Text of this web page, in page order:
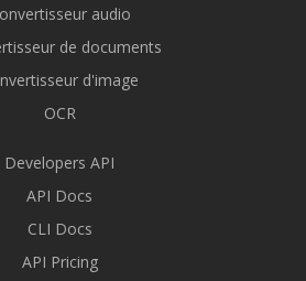
audio
de documents
d'image
OCR
Developers API
API Docs
CLI Docs
API Pricing